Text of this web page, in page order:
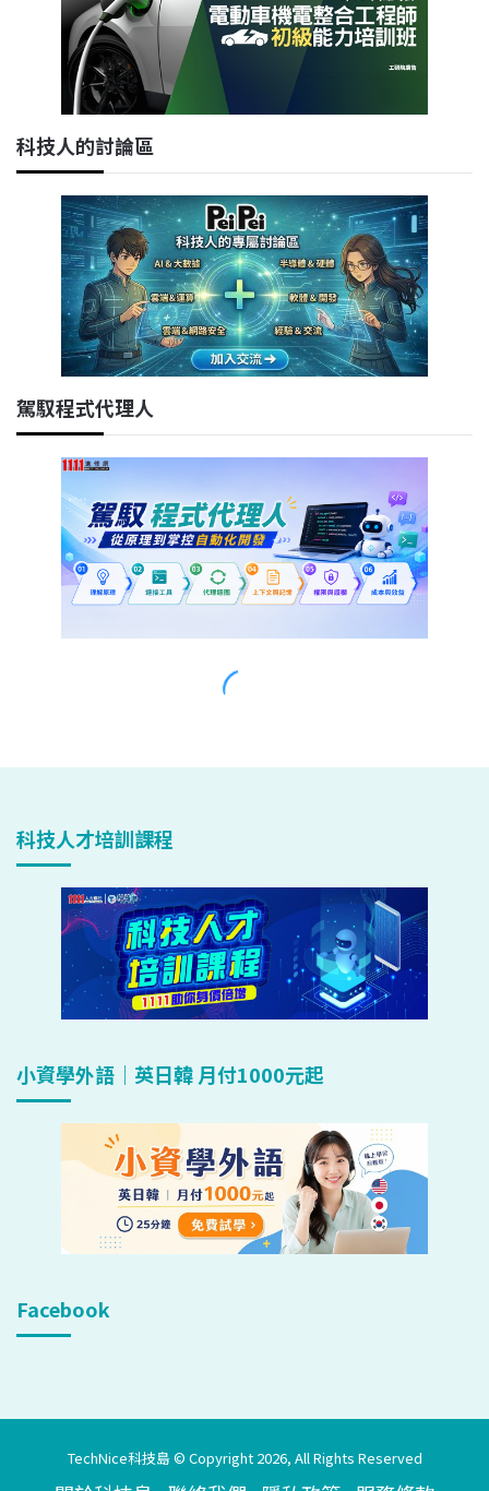
科技人才培訓課程
小資學外語｜英日韓 月付1000元起
Facebook
TechNice科技島 © Copyright 2026, All Rights Reserved